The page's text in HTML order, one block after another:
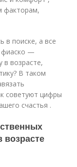
факторам,
в поиске, а все
фиаско —
в возрасте,
В таком
советуют цифры
счастья .